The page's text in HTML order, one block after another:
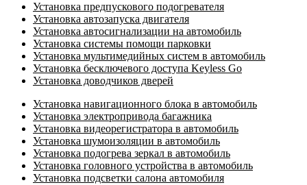
Установка предпускового подогревателя
Установка автозапуска двигателя
Установка автосигнализации на автомобиль
Установка системы помощи парковки
Установка мультимедийных систем в автомобиль
Установка бесключевого доступа Keyless Go
Установка доводчиков дверей
Установка навигационного блока в автомобиль
Установка электропривода багажника
Установка видеорегистратора в автомобиль
Установка шумоизоляции в автомобиль
Установка подогрева зеркал в автомобиль
Установка головного устройства в автомобиль
Установка подсветки салона автомобиля